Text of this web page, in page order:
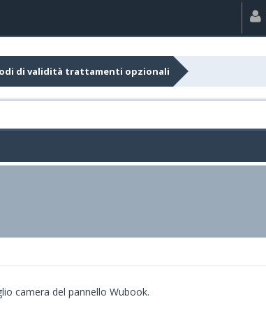
di validità trattamenti opzionali
camera del pannello Wubook.